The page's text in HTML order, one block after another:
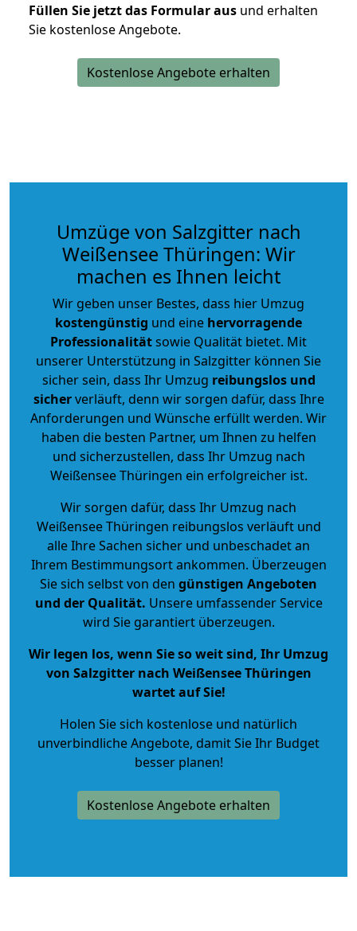
Füllen Sie jetzt das Formular aus und erhalten
Sie kostenlose Angebote.
Kostenlose Angebote erhalten
Umzüge von Salzgitter nach
Weißensee Thüringen: Wir
machen es Ihnen leicht
Wir geben unser Bestes, dass hier Umzug
kostengünstig und eine hervorragende
Professionalitätsowie Qualität bietet. Mit
unserer Unterstützung in Salzgitter können Sie
sicher sein, dass Ihr Umzug reibungslos und
sicherverläuft, denn wir sorgen dafür, dass Ihre
Anforderungen und Wünsche erfüllt werden. Wir
haben die besten Partner, um Ihnen zu helfen
und sicherzustellen, dass Ihr Umzug nach
Weißensee Thüringen ein erfolgreicher ist.
Wir sorgen dafür, dass Ihr Umzug nach
Weißensee Thüringen reibungslos verläuft und
alle Ihre Sachen sicher und unbeschadet an
Ihrem Bestimmungsort ankommen. Überzeugen
Sie sich selbst von den günstigen Angeboten
und der Qualität. Unsere umfassender Service
wird Sie garantiert überzeugen.
Wir legen los, wenn Sie so weit sind, Ihr Umzug
von Salzgitter nach Weißensee Thüringen
wartet auf Sie!
Holen Sie sich kostenlose und natürlich
unverbindliche Angebote, damit Sie Ihr Budget
besser planen!
Kostenlose Angebote erhalten